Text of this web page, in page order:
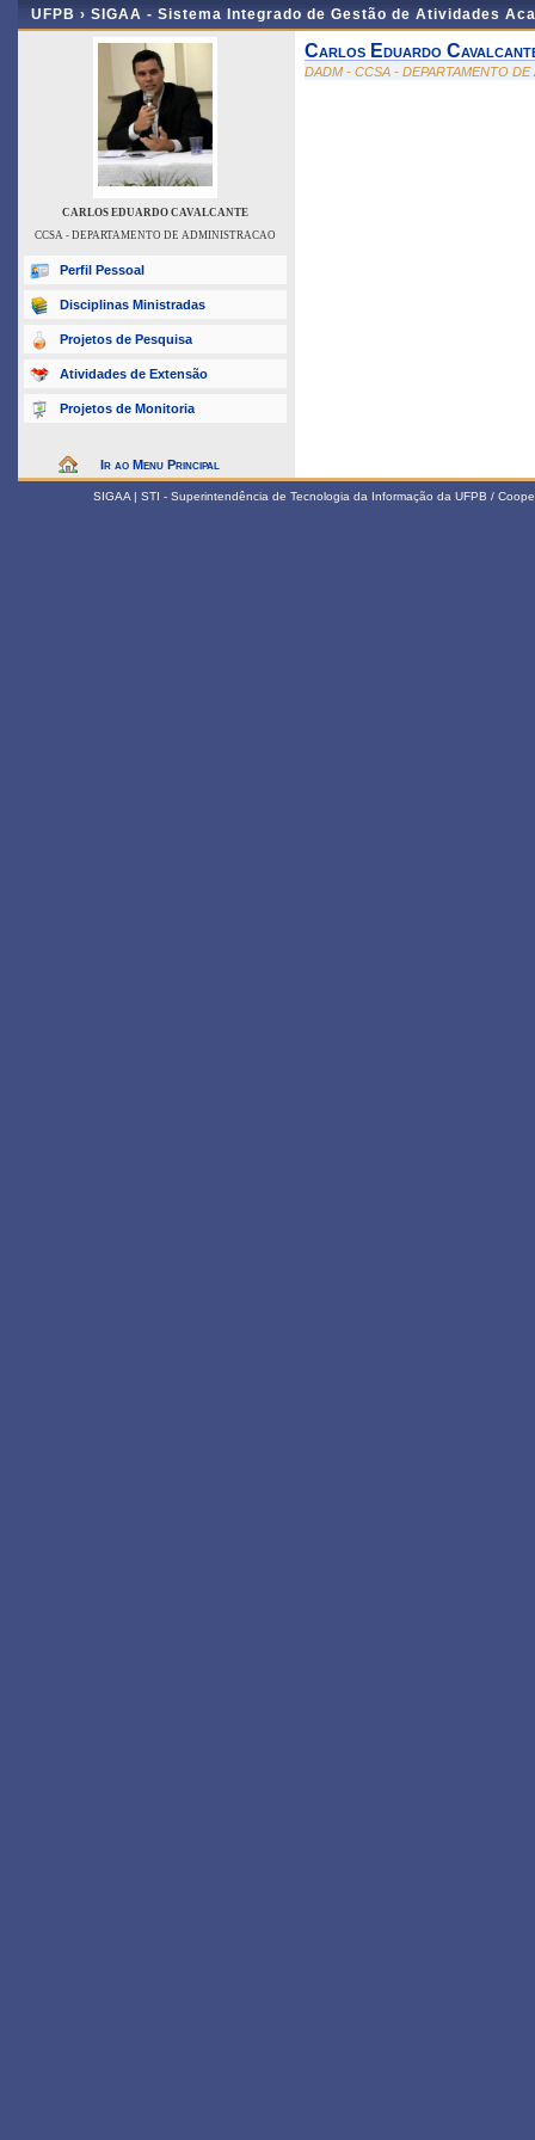
UFPB › SIGAA - Sistema Integrado de Gestão de Atividades
CARLOS EDUARDO CAVALCANTE
CCSA - DEPARTAMENTO DE ADMINISTRACAO
Perfil Pessoal
Disciplinas Ministradas
Projetos de Pesquisa
Atividades de Extensão
Projetos de Monitoria
Ir ao Menu Principal
Carlos Eduardo
DADM - CCSA - DEPARTAMENTO
SIGAA | STI - Superintendência de Tecnologia da Informação da UFPB /